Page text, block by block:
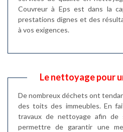
Couvreur à Eps est dans la
prestations dignes et des
à vos exigences.
Le nettoyage pour
De nombreux déchets ont
des toits des immeubles. En
travaux de nettoyage afin de
permettre de garantir une